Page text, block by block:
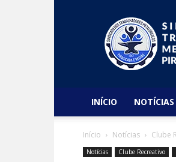
INÍCIO NOTÍCIAS
Início Notícias Clube
Notícias Clube Recreativo